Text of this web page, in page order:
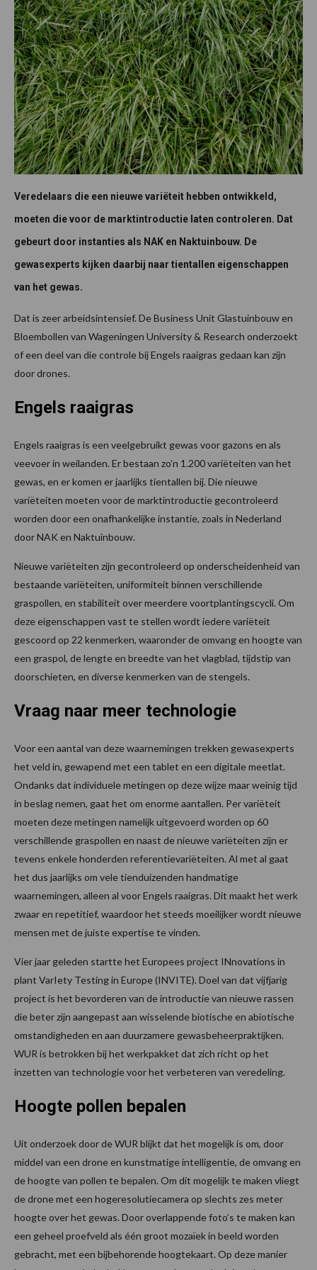
Veredelaars die een nieuwe variëteit hebben ontwikkeld,
moeten die voor de marktintroductie laten controleren. Dat
gebeurt door instanties als NAK en Naktuinbouw. De
gewasexperts kijken daarbij naar tientallen eigenschappen
van het gewas.
Dat is zeer arbeidsintensief. De Business Unit Glastuinbouw en
Bloembollen van Wageningen University & Research onderzoekt
of een deel van die controle bij Engels raaigras gedaan kan zijn
door drones.
Engels raaigras
Engels raaigras is een veelgebruikt gewas voor gazons en als
veevoer in weilanden. Er bestaan zo’n 1.200 variëteiten van het
gewas, en er komen er jaarlijks tientallen bij. Die nieuwe
variëteiten moeten voor de marktintroductie gecontroleerd
worden door een onafhankelijke instantie, zoals in Nederland
door NAK en Naktuinbouw.
Nieuwe variëteiten zijn gecontroleerd op onderscheidenheid van
bestaande variëteiten, uniformiteit binnen verschillende
graspollen, en stabiliteit over meerdere voortplantingscycli. Om
deze eigenschappen vast te stellen wordt iedere variëteit
gescoord op 22 kenmerken, waaronder de omvang en hoogte van
een graspol, de lengte en breedte van het vlagblad, tijdstip van
doorschieten, en diverse kenmerken van de stengels.
Vraag naar meer technologie
Voor een aantal van deze waarnemingen trekken gewasexperts
het veld in, gewapend met een tablet en een digitale meetlat.
Ondanks dat individuele metingen op deze wijze maar weinig tijd
in beslag nemen, gaat het om enorme aantallen. Per variëteit
moeten deze metingen namelijk uitgevoerd worden op 60
verschillende graspollen en naast de nieuwe variëteiten zijn er
tevens enkele honderden referentievariëteiten. Al met al gaat
het dus jaarlijks om vele tienduizenden handmatige
waarnemingen, alleen al voor Engels raaigras. Dit maakt het werk
zwaar en repetitief, waardoor het steeds moeilijker wordt nieuwe
mensen met de juiste expertise te vinden.
Vier jaar geleden startte het Europees project INnovations in
plant VarIety Testing in Europe (INVITE). Doel van dat vijfjarig
project is het bevorderen van de introductie van nieuwe rassen
die beter zijn aangepast aan wisselende biotische en abiotische
omstandigheden en aan duurzamere gewasbeheerpraktijken.
WUR is betrokken bij het werkpakket dat zich richt op het
inzetten van technologie voor het verbeteren van veredeling.
Hoogte pollen bepalen
Uit onderzoek door de WUR blijkt dat het mogelijk is om, door
middel van een drone en kunstmatige intelligentie, de omvang en
de hoogte van pollen te bepalen. Om dit mogelijk te maken vliegt
de drone met een hogeresolutiecamera op slechts zes meter
hoogte over het gewas. Door overlappende foto’s te maken kan
een geheel proefveld als één groot mozaïek in beeld worden
gebracht, met een bijbehorende hoogtekaart. Op deze manier